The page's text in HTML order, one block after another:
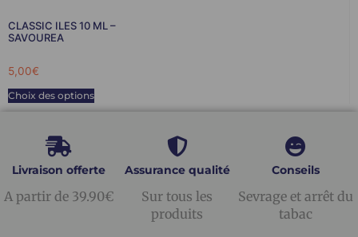
CLASSIC ILES 10 ML –
SAVOUREA
5,00€
Choix des options
Livraison offerte
A partir de 39.90€
Assurance qualité
Sur tous les
produits
Conseils
Sevrage et arrêt du
tabac